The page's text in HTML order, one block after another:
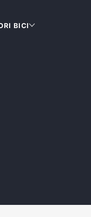
BICI